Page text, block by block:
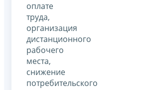
оплате
труда,
организация
дистанционного
рабочего
места,
снижение
потребительского